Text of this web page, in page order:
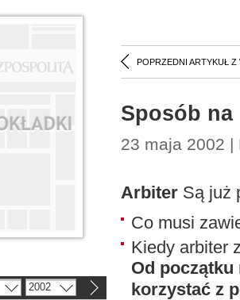
POPRZEDNI ARTYKUŁ Z
Sposób na
23 maja 2002 |
Arbiter Są już
Co musi
Kiedy arbiter
Od
korzystać z
2002